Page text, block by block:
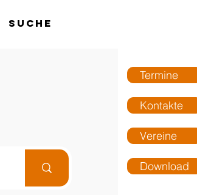
Termine
Kontakte
Vereine
Download
Suche